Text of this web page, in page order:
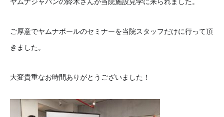
ご厚意でヤムナボールのセミナーを当院スタッフだけに行って頂
きました。
大変貴重なお時間ありがとうございました！